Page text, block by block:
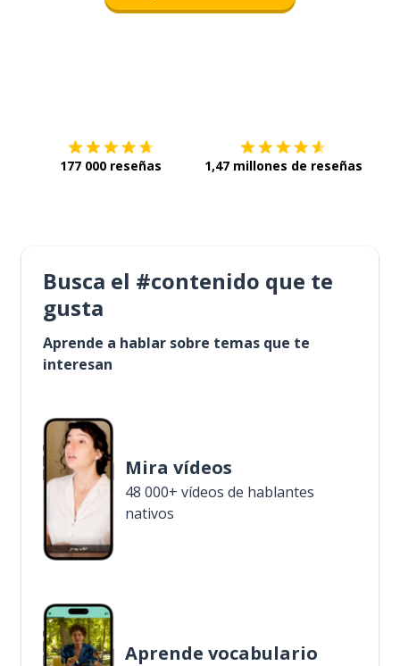
177 000 reseñas 1,47 millones de reseñas
Busca el #contenido que te
gusta
Aprende a hablar sobre temas que te
interesan
Mira vídeos
48 000+ vídeos de hablantes
nativos
Aprende vocabulario